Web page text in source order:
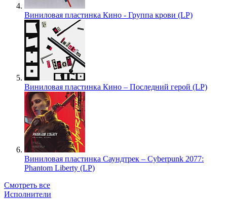
Виниловая пластинка Кино - Группа крови (LP)
Виниловая пластинка Кино – Последний герой (LP)
Виниловая пластинка Саундтрек – Cyberpunk 2077:
Phantom Liberty (LP)
Смотреть все
Исполнители